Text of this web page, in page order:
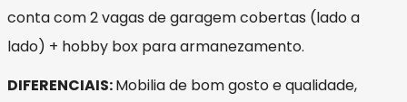
conta com 2 vagas de garagem cobertas (lado a
lado) + hobby box para armanezamento.
DIFERENCIAIS:Mobilia de bom gosto e qualidade,